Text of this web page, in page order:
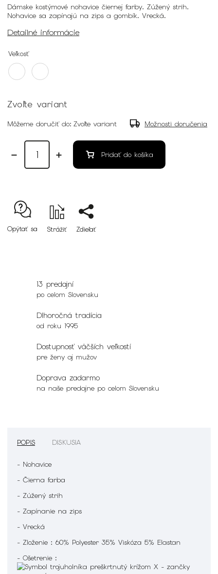
Dámske kostýmové nohavice čiernej farby. Zúžený strih.
Nohavice sa zapínajú na zips a gombík. Vrecká.
Detailné informácie
Veľkosť
Zvoľte variant
Môžeme doručiť do: Zvoľte variant Možnosti doručenia
Pridať do košíka
Opýtať sa Strážiť Zdieľať
13 predajní
po celom Slovensku
Dlhoročná tradícia
od roku 1995
Dostupnosť väčších veľkostí
pre ženy aj mužov
Doprava zadarmo
na naše predajne po celom Slovensku
POPIS DISKUSIA
- Nohavice
- Čierna farba
- Zúžený strih
- Zapínanie na zips
- Vrecká
- Zloženie : 60% Polyester 35% Viskóza 5% Elastan
- Ošetrenie :